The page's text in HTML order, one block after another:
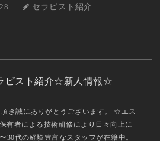
28 セラピスト紹介
ピスト紹介☆新人情報☆
き誠にありがとうございます。 ☆エス
有者による技術研修により日々向上に
30代の経験豊富なスタッフが在籍中。